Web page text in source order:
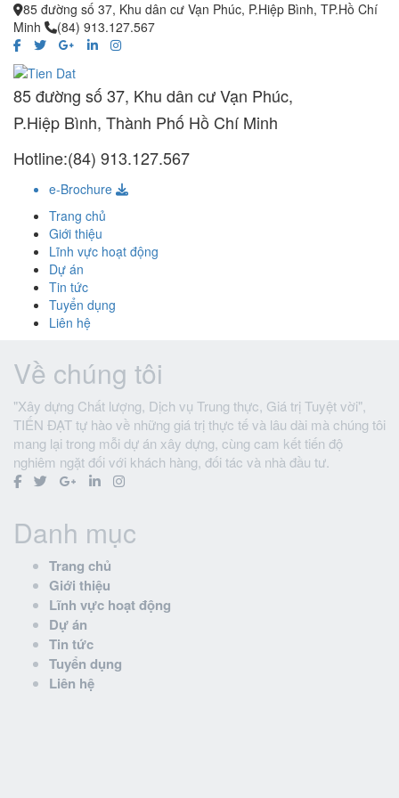
85 đường số 37, Khu dân cư Vạn Phúc, P.Hiệp Bình, TP.Hồ Chí
Minh
(84) 913.127.567
85 đường số 37, Khu dân cư Vạn Phúc,
P.Hiệp Bình, Thành Phố Hồ Chí Minh
Hotline:(84) 913.127.567
e-Brochure
Trang chủ
Giới thiệu
Lĩnh vực hoạt động
Dự án
Tin tức
Tuyển dụng
Liên hệ
Về chúng tôi
"Xây dựng Chất lượng, Dịch vụ Trung thực, Giá trị Tuyệt vời",
TIẾN ĐẠT tự hào về những giá trị thực tế và lâu dài mà chúng tôi
mang lại trong mỗi dự án xây dựng, cùng cam kết tiến độ
nghiêm ngặt đối với khách hàng, đối tác và nhà đầu tư.
Danh mục
Trang chủ
Giới thiệu
Lĩnh vực hoạt động
Dự án
Tin tức
Tuyển dụng
Liên hệ